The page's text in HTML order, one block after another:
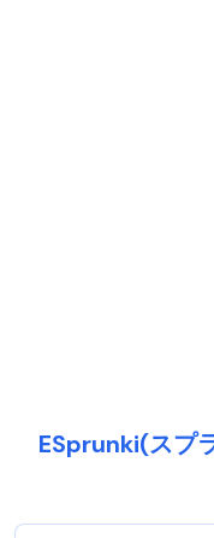
ESprunki(スプ